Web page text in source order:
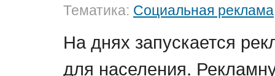
Тематика: Социальная реклама
На днях запускается
для населения.